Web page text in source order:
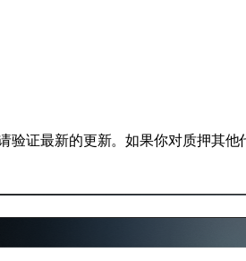
验证最新的更新。如果你对质押其他